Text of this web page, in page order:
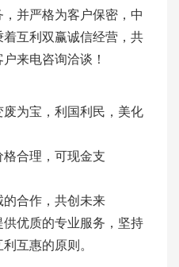
并严格为客户保密，中
互利双赢诚信经营，共
来电咨询洽谈！
为宝，利国利民，美化
合理，可现金支
的合作，共创未来
优质的专业服务，坚持
互惠的原则。